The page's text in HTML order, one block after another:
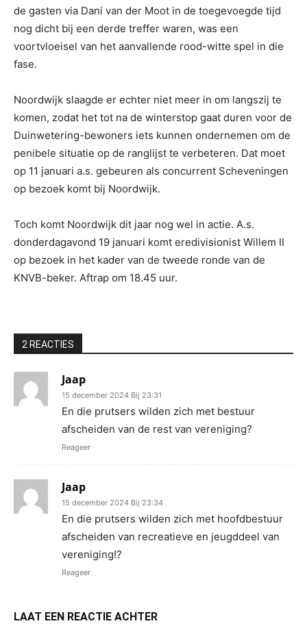
de gasten via Dani van der Moot in de toegevoegde tijd
nog dicht bij een derde treffer waren, was een
voortvloeisel van het aanvallende rood-witte spel in die
fase.
Noordwijk slaagde er echter niet meer in om langszij te
komen, zodat het tot na de winterstop gaat duren voor de
Duinwetering-bewoners iets kunnen ondernemen om de
penibele situatie op de ranglijst te verbeteren. Dat moet
op 11 januari a.s. gebeuren als concurrent Scheveningen
op bezoek komt bij Noordwijk.
Toch komt Noordwijk dit jaar nog wel in actie. A.s.
donderdagavond 19 januari komt eredivisionist Willem II
op bezoek in het kader van de tweede ronde van de
KNVB-beker. Aftrap om 18.45 uur.
2 REACTIES
Jaap
15 december 2024 Bij 23:31
En die prutsers wilden zich met bestuur
afscheiden van de rest van vereniging?
Reageer
Jaap
15 december 2024 Bij 23:34
En die prutsers wilden zich met hoofdbestuur
afscheiden van recreatieve en jeugddeel van
vereniging!?
Reageer
LAAT EEN REACTIE ACHTER